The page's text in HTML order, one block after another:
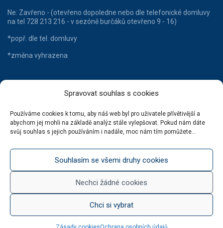
Spravovat souhlas s cookies
Používáme cookies k tomu, aby náš web byl pro uživatele přívětivější a
abychom jej mohli na základě analýz stále vylepšovat. Pokud nám dáte
svůj souhlas s jejich používáním i nadále, moc nám tím pomůžete...
Souhlasím se všemi druhy cookies
Nechci žádné cookies
Chci si vybrat
Ne: Zavřeno - (otevřeno dopoledne nebo dle telefonické domluvy
na tel 728 213 216 - v sezóně burčáků otevřeno 9 - 16)
*popř. dle tel. domluvy
*změna vyhrazena
HLAVNÍ KATEGORIE
Lahvové víno
Šumivá vína
Něco na zub
Dárkové balení
KATEGORIE BLOGU